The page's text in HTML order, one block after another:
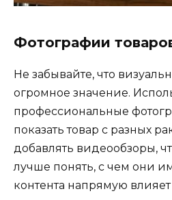
Фотографии
Не забывайте, что
огромное значение.
профессиональные
показать товар с разных
добавлять видеообзоры,
лучше понять, с чем они
контента напрямую